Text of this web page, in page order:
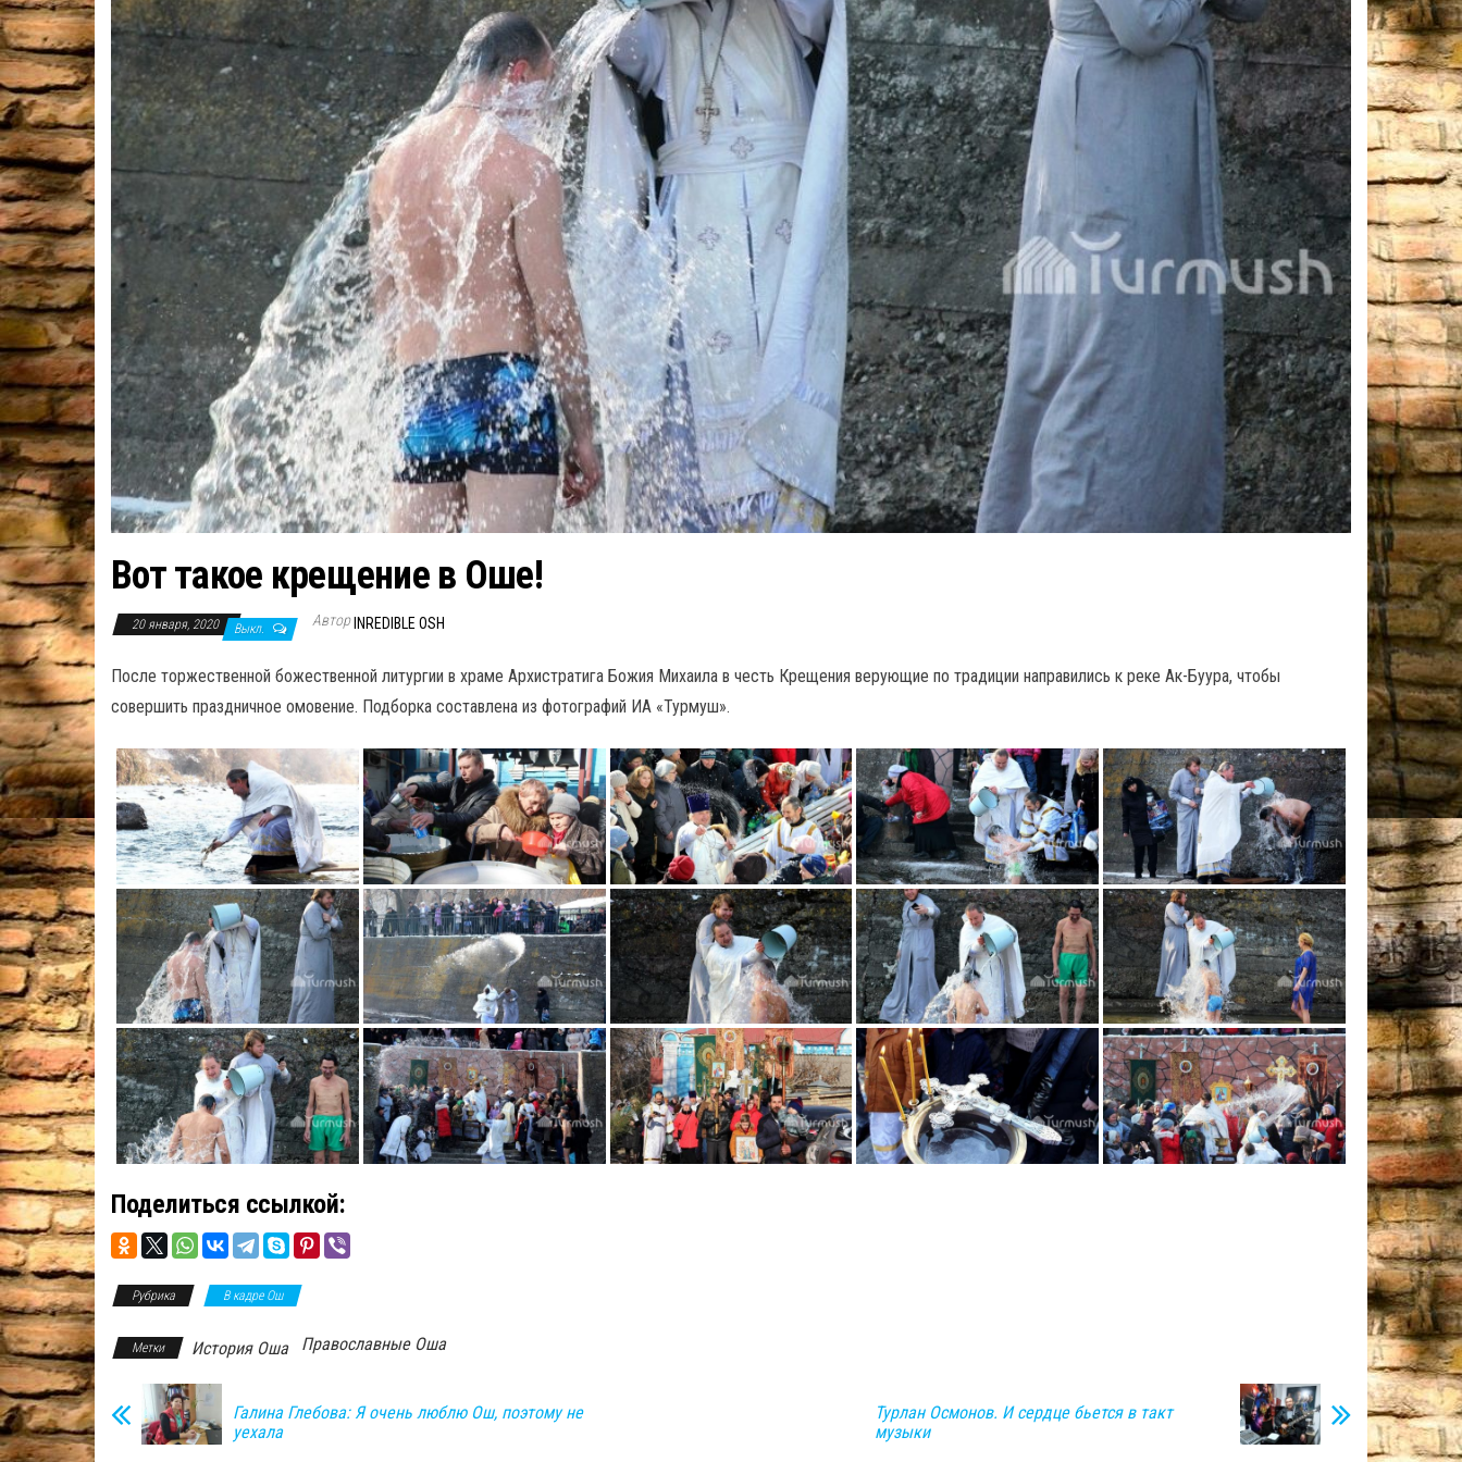
Вот такое крещение в Оше!
20 января, 2020 Выкл. Автор INREDIBLE OSH
После торжественной божественной литургии в храме Архистратига Божия Михаила в честь Крещения верующие по традиции направились к реке Ак-Буура, чтобы
совершить праздничное омовение. Подборка составлена из фотографий ИА «Турмуш».
Поделиться ссылкой:
Рубрика В кадре Ош
Метки История Оша Православные Оша
Галина Глебова: Я очень люблю Ош, поэтому не
уехала
Турлан Осмонов. И сердце бьется в такт
музыки